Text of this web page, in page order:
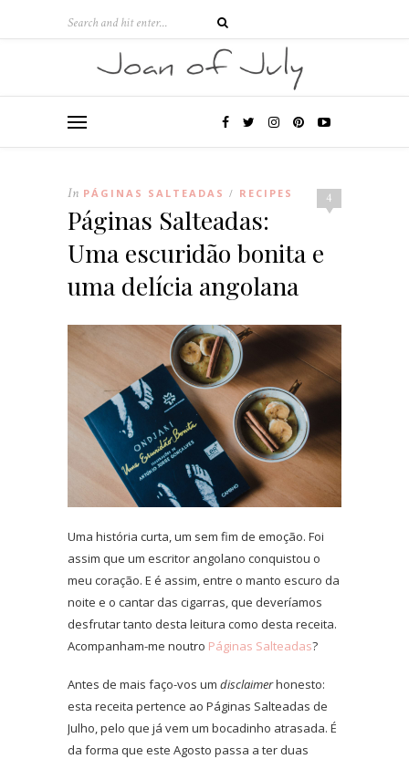
4
In PÁGINAS SALTEADAS / RECIPES
Páginas Salteadas:
Uma escuridão bonita e
uma delícia angolana
Uma história curta, um sem fim de emoção. Foi
assim que um escritor angolano conquistou o
meu coração. E é assim, entre o manto escuro da
noite e o cantar das cigarras, que deveríamos
desfrutar tanto desta leitura como desta receita.
Acompanham-me noutro Páginas Salteadas?
Antes de mais faço-vos um disclaimerhonesto:
esta receita pertence ao Páginas Salteadas de
Julho, pelo que já vem um bocadinho atrasada. É
da forma que este Agosto passa a ter duas